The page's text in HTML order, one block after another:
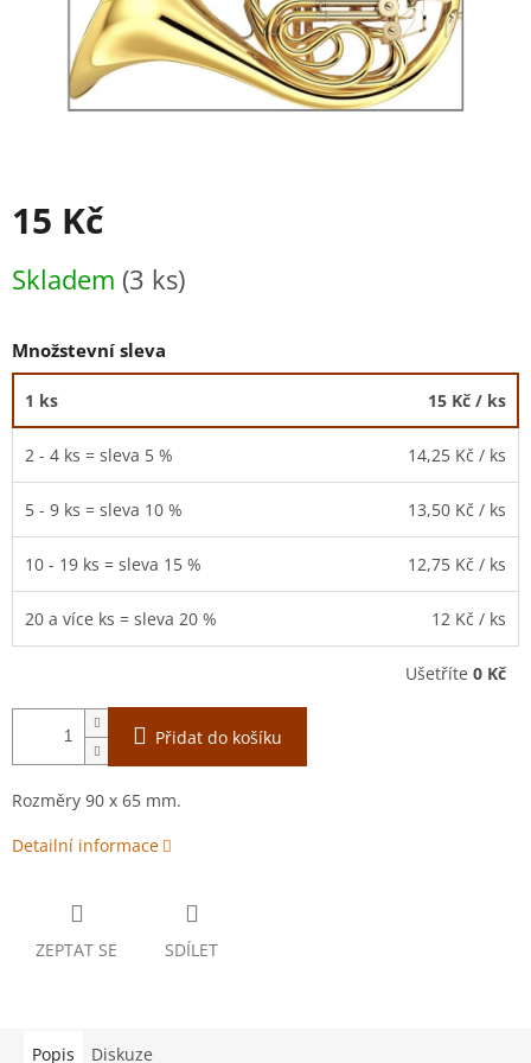
15 Kč
cena:
Skladem (3 ks)
Množstevní sleva
1 ks 15 Kč / ks
2 - 4 ks = sleva 5 % 14,25 Kč / ks
5 - 9 ks = sleva 10 % 13,50 Kč / ks
10 - 19 ks = sleva 15 % 12,75 Kč / ks
20 a více ks = sleva 20 % 12 Kč / ks
Ušetříte 0 Kč
Přidat do košíku
Rozměry 90 x 65 mm.
Detailní informace
ZEPTAT SE SDÍLET
Popis Diskuze